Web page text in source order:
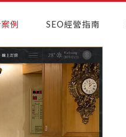
例 SEO經營指南